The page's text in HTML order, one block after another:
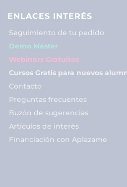
ENLACES INTERÉS
Seguimiento de tu pedido
Demo Máster
Webinars Gratuitos
Cursos Gratis para nuevos
Contacto
Preguntas frecuentes
Buzón de sugerencias
Artículos de interés
Financiación con Aplazame